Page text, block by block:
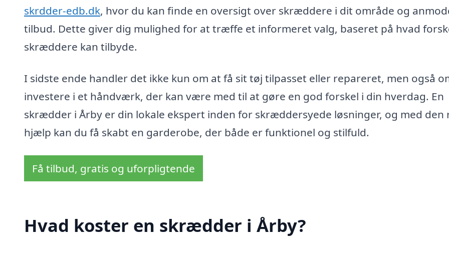
skrdder-edb.dk, hvor du kan finde en oversigt over skræddere i dit område og
tilbud. Dette giver dig mulighed for at træffe et informeret valg, baseret på hvad
skræddere kan tilbyde.
I sidste ende handler det ikke kun om at få sit tøj tilpasset eller repareret, men også
investere i et håndværk, der kan være med til at gøre en god forskel i din hverdag. En
skrædder i Årby er din lokale ekspert inden for skræddersyede løsninger, og med den
hjælp kan du få skabt en garderobe, der både er funktionel og stilfuld.
Få tilbud, gratis og uforpligtende
Hvad koster en skrædder i Årby?